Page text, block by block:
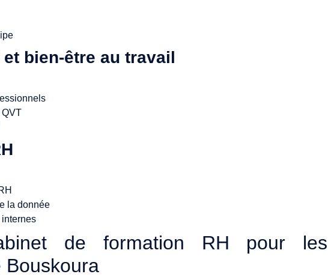
bien-être au travail
QVT
la donnée
de formation RH pour les
Bouskoura